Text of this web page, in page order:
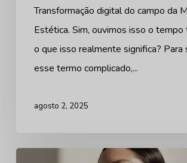
medicina
estética
Transformação digital do campo da
Estética. Sim, ouvimos isso o tempo
o que isso realmente significa? Para
esse termo complicado,...
agosto 2, 2025